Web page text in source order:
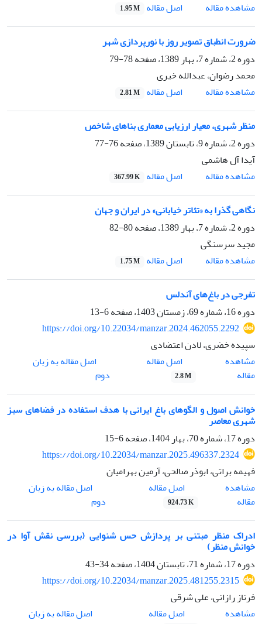
مشاهده مقاله اصل مقاله 1.95 M
ضرورت انطباق تصویر روز با نورپردازی شهر
دوره 2، شماره 7، بهار 1389، صفحه
78-79
محمد رضوان، عبدالله خیری
مشاهده مقاله
اصل مقاله 2.81 M
منظر شهری، معیار ارزیابی معماری بناهای شاخص
دوره 2، شماره 9، تابستان 1389، صفحه
76-77
آیدا آل هاشمی
مشاهده مقاله
اصل مقاله 367.99 K
نگاهی گذرا به «تئاتر خیابانی» در ایران و جهان
دوره 2، شماره 7، بهار 1389، صفحه
80-82
مجید سرسنگی
مشاهده مقاله
اصل مقاله 1.75 M
تفرجی در باغ‌های آندلس
دوره 16، شماره 69، زمستان 1403، صفحه
6-13
https://doi.org/10.22034/manzar.2024.462055.2292
سپیده خضری، لادن اعتضادی
مشاهده
مقاله
اصل مقاله
2.8 M
اصل مقاله به زبان
دوم
خوانش اصول و الگوهای باغ ایرانی با هدف استفاده در فضاهای سبز
شهری معاصر
دوره 17، شماره 70، بهار 1404، صفحه
6-15
https://doi.org/10.22034/manzar.2025.496337.2324
فهیمه براتی، ابوذر صالحی، آرمین بهرامیان
مشاهده
مقاله
اصل مقاله
924.73 K
اصل مقاله به زبان
دوم
ادراک منظر مبتنی ‌بر پردازش حس شنوایی (بررسی نقش آوا در
خوانش منظر)
دوره 17، شماره 71، تابستان 1404، صفحه
34-43
https://doi.org/10.22034/manzar.2025.481255.2315
فرناز رازانی، علی شرقی
مشاهده
اصل مقاله
اصل مقاله به زبان